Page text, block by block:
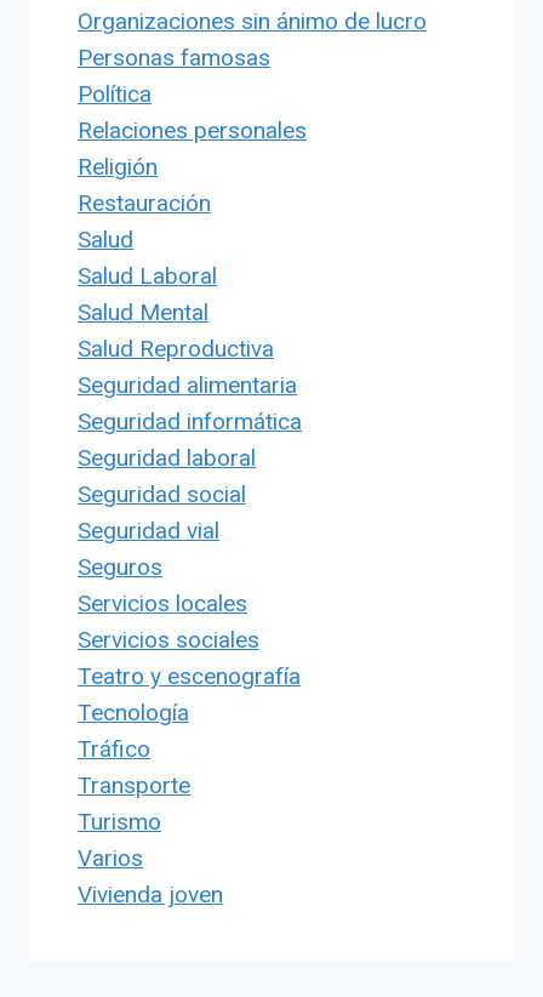
Organizaciones sin ánimo de lucro
Personas famosas
Política
Relaciones personales
Religión
Restauración
Salud
Salud Laboral
Salud Mental
Salud Reproductiva
Seguridad alimentaria
Seguridad informática
Seguridad laboral
Seguridad social
Seguridad vial
Seguros
Servicios locales
Servicios sociales
Teatro y escenografía
Tecnología
Tráfico
Transporte
Turismo
Varios
Vivienda joven